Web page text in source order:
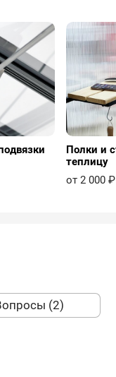
Полки и
теплицу
от 2 000 ₽
(2)